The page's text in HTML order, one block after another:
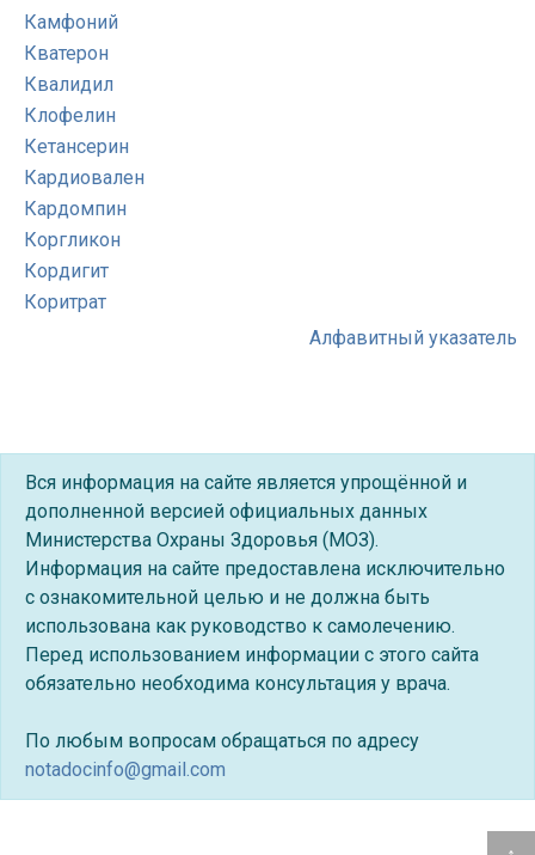
Камфоний
Кватерон
Квалидил
Клофелин
Кетансерин
Кардиовален
Кардомпин
Коргликон
Кордигит
Коритрат
Алфавитный указатель
Вся информация на сайте является упрощённой и
дополненной версией официальных данных
Министерства Охраны Здоровья (МОЗ).
Информация на сайте предоставлена исключительно
с ознакомительной целью и не должна быть
использована как руководство к самолечению.
Перед использованием информации с этого сайта
обязательно необходима консультация у врача.
По любым вопросам обращаться по адресу
notadocinfo@gmail.com